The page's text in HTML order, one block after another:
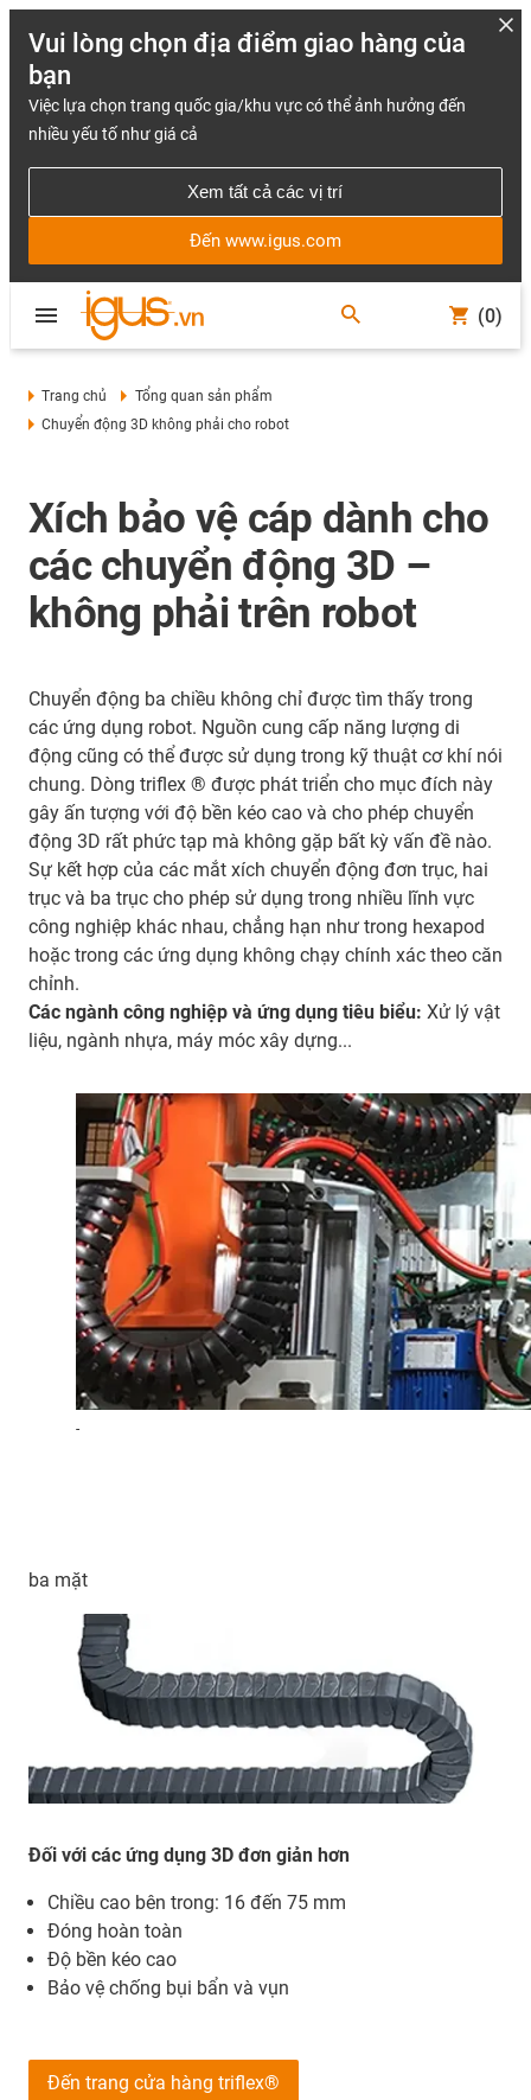
Vui lòng chọn địa điểm giao hàng của
bạn
Việc lựa chọn trang quốc gia/khu vực có thể ảnh hưởng đến
nhiều yếu tố như giá cả
Xem tất cả các vị trí
Đến www.igus.com
(0)
Trang chủ
Tổng quan sản phẩm
Chuyển động 3D không phải cho robot
Xích bảo vệ cáp dành cho
các chuyển động 3D –
không phải trên robot
-
Chuyển động ba chiều không chỉ được tìm thấy trong
các ứng dụng robot. Nguồn cung cấp năng lượng di
động cũng có thể được sử dụng trong kỹ thuật cơ khí nói
chung. Dòng triflex ® được phát triển cho mục đích này
gây ấn tượng với độ bền kéo cao và cho phép chuyển
động 3D rất phức tạp mà không gặp bất kỳ vấn đề nào.
Sự kết hợp của các mắt xích chuyển động đơn trục, hai
trục và ba trục cho phép sử dụng trong nhiều lĩnh vực
công nghiệp khác nhau, chẳng hạn như trong hexapod
hoặc trong các ứng dụng không chạy chính xác theo căn
chỉnh.
Các ngành công nghiệp và ứng dụng tiêu biểu: Xử lý vật
liệu, ngành nhựa, máy móc xây dựng...
ba mặt
Đối với các ứng dụng 3D đơn giản hơn
Chiều cao bên trong: 16 đến 75 mm
Đóng hoàn toàn
Độ bền kéo cao
Bảo vệ chống bụi bẩn và vụn
Đến trang cửa hàng triflex®